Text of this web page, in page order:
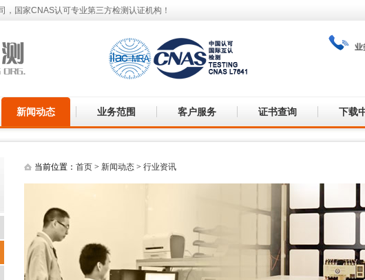
国家CNAS认可专业第三方检测认证机构！
新闻动态 业务范围 客户服务 证书查询 下载
当前位置： 首页> 新闻动态> 行业资讯